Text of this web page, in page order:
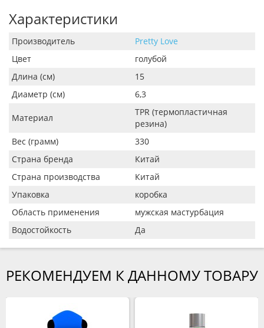
Характеристики
Производитель
Pretty Love
Цвет
голубой
Длина (см)
15
Диаметр (см)
6,3
Материал
TPR (термопластичная
резина)
Вес (грамм)
330
Страна бренда
Китай
Страна производства
Китай
Упаковка
коробка
Область применения
мужская мастурбация
Водостойкость
Да
РЕКОМЕНДУЕМ К ДАННОМУ ТОВАРУ